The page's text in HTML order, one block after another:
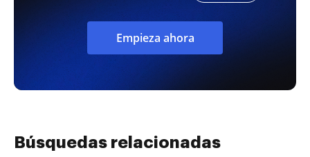
Empieza ahora
Búsquedas relacionadas